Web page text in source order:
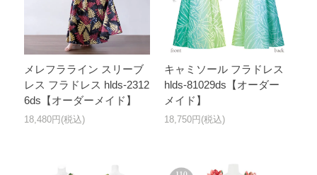
メレフラライン スリーブ
レス フラドレス hlds-2312
6ds【オーダーメイド】
18,480円(税込)
キャミソール フラドレス
hlds-81029ds【オーダー
メイド】
18,750円(税込)